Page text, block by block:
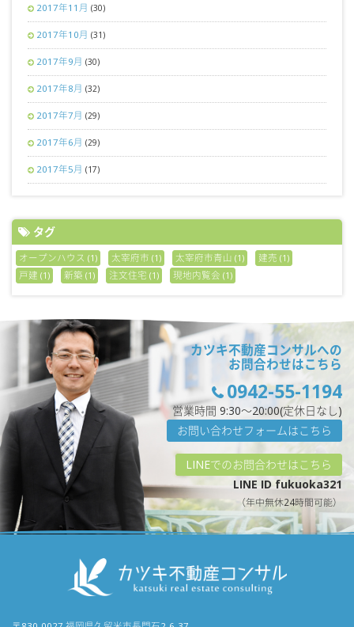
2017年11月 (30)
2017年10月 (31)
2017年9月 (30)
2017年8月 (32)
2017年7月 (29)
2017年6月 (29)
2017年5月 (17)
タグ
オープンハウス (1) 太宰府市 (1) 太宰府市青山 (1) 建売 (1)
戸建 (1) 新築 (1) 注文住宅 (1) 現地内覧会 (1)
カツキ不動産コンサルへの
お問合わせはこちら
0942-55-1194
営業時間 9:30〜20:00(定休日なし)
お問い合わせフォームはこちら
LINEでのお問合わせはこちら
LINE ID fukuoka321
（年中無休24時間可能）